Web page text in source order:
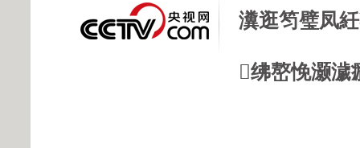
瀵逛笉璧凤
绋嶅悗灏